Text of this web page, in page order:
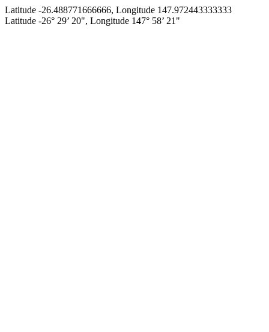
Latitude -26.488771666666, Longitude 147.972443333333
Latitude -26° 29’ 20", Longitude 147° 58’ 21"